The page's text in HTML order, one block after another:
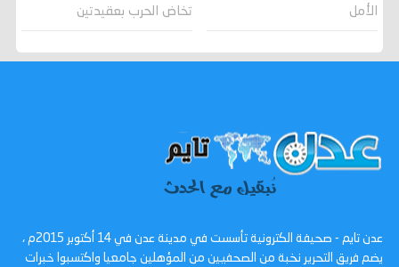
الأمل
تخاض الحرب بعقيدتين
عدن تايم - صحيفة الكترونية تأسست في مدينة عدن في 14 أكتوبر 2015م ،
يضم فريق التحرير نخبة من الصحفيين من المؤهلين جامعيا واكتسبوا خبرات